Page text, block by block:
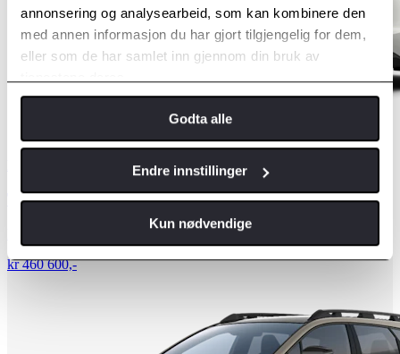
annonsering og analysearbeid, som kan kombinere den
med annen informasjon du har gjort tilgjengelig for dem,
eller som de har samlet inn gjennom din bruk av
Godta alle
Endre innstillinger
Kun nødvendige
Toyota bZ4X
kr 460 600,-